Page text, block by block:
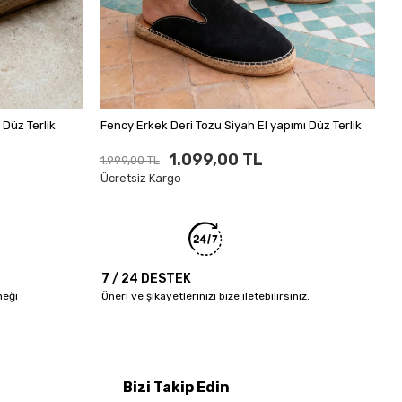
El yapımı Düz Terlik Fency Erkek Deri Tozu Siyah El yapımı Düz Terlik
1.999,00 TL 1.099,00 TL
Ücretsiz Kargo
7 / 24 DESTEK
Öneri ve şikayetlerinizi bize iletebilirsiniz.
Bizi Takip Edin